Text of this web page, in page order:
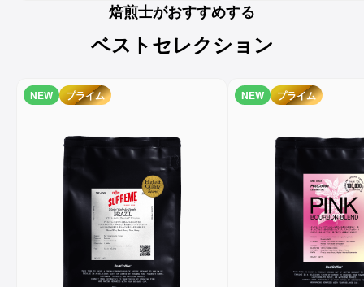
焙煎士がおすすめする
ベストセレクション
NEW プライム NEW プライム